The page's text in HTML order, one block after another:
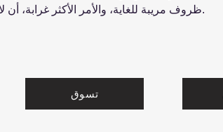
ظروف مريبة للغاية، والأمر الأكثر غرابة، أن لا أحد في المدرسة يشعر بالقلق.
تسوق